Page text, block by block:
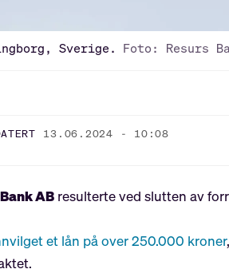
Sverige. Foto: Resurs
13.06.2024 - 10:08
AB resulterte ved slutten av
et lån på over 250.000 kroner